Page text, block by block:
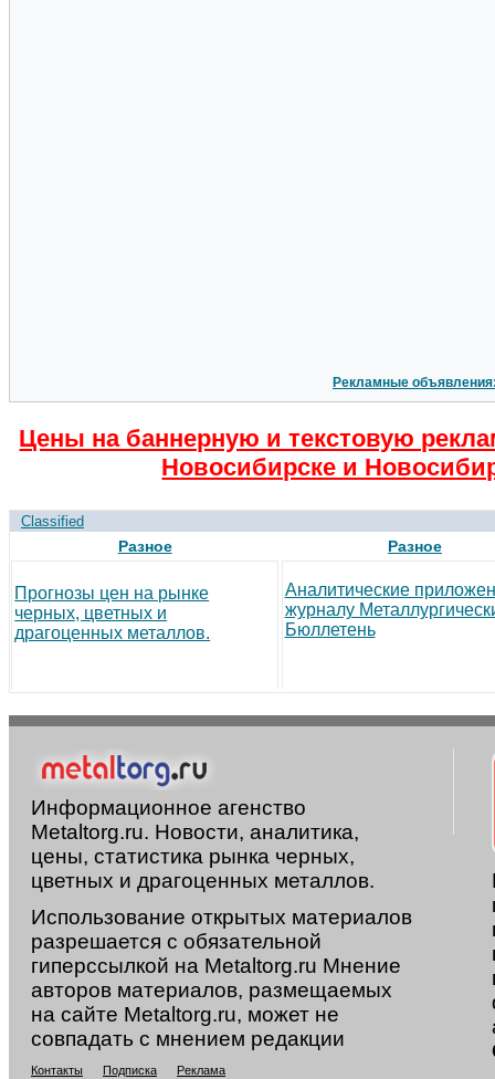
Рекламные
Цены на баннерную и текстовую
Новосибирске и
Classified
Разное
Прогнозы цен на рынке
черных, цветных и
драгоценных металлов.
Разное
Аналитические
журналу
Бюллетень
Информационное агенство
Metaltorg.ru. Новости, аналитика,
цены, статистика рынка черных,
цветных и драгоценных металлов.
Использование открытых материалов
разрешается с обязательной
гиперссылкой на Metaltorg.ru Мнение
авторов материалов, размещаемых
на сайте Metaltorg.ru, может не
совпадать с мнением редакции
Контакты Подписка Реклама